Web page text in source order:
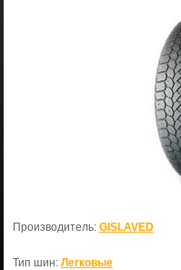
Производитель: GISLAVED
Тип шин: Легковые